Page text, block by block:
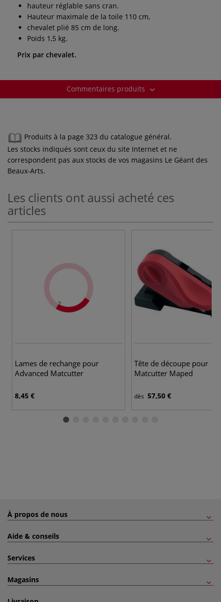
hauteur réglable sans cran.
Hauteur maximale de la toile 110 cm,
chevalet plié 85 cm de long.
Poids 1,5 kg.
Prix par chevalet.
Commentaires produits
Produits à la page 323 du catalogue général.
Les stocks indiqués sont ceux du site Internet et ne
correspondent pas aux stocks de vos magasins Le Géant des
Beaux-Arts.
Les clients ont aussi acheté ces
articles
Lames de rechange pour
Advanced Matcutter
8,45 €
Tête de découpe pour
Matcutter Maped
dès 57,50 €
À propos de nous
Aide & conseils
Services
Magasins